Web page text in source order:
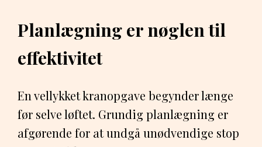
Planlægning er nøglen til
effektivitet
En vellykket kranopgave begynder længe
før selve løftet. Grundig planlægning er
afgørende for at undgå unødvendige stop